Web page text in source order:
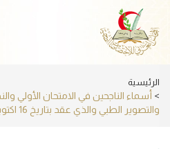
main
content
الرئيسية
أسماء الناجحين في الامتحان الأولي
والتصوير الطبي والذي عقد بتاريخ 16 اكتوبر 2023